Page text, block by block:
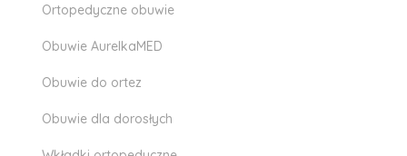
Ortopedyczne obuwie
Obuwie AurelkaMED
Obuwie do ortez
Obuwie dla dorosłych